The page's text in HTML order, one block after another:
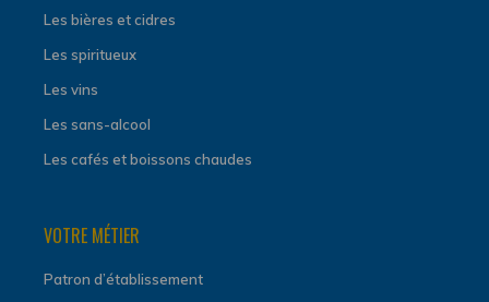
Les bières et cidres
Les spiritueux
Les vins
Les sans-alcool
Les cafés et boissons chaudes
VOTRE MÉTIER
Patron d’établissement